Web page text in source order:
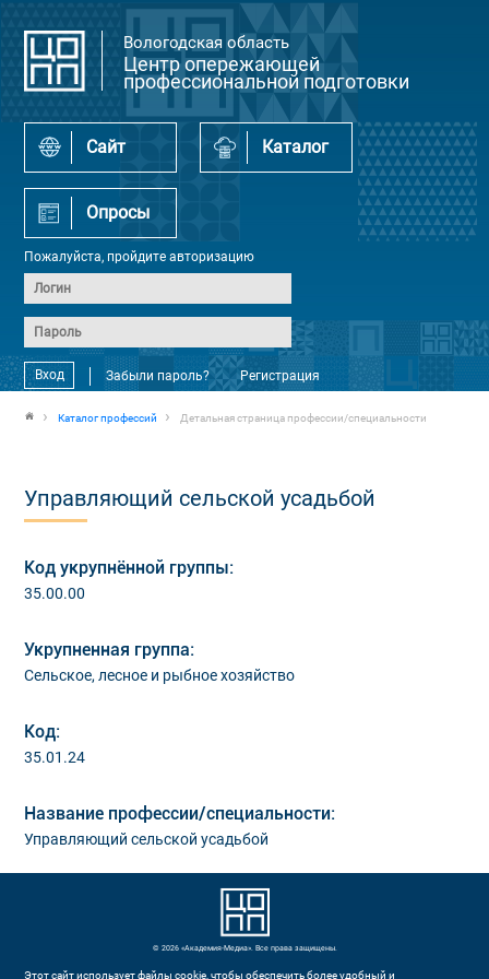
Вологодская область
Центр опережающей
профессиональной подготовки
Сайт Каталог
Опросы
Пожалуйста, пройдите авторизацию
Вход Забыли пароль? Регистрация
Каталог профессий Детальная страница профессии/специальности
Управляющий сельской усадьбой
Код укрупнённой группы:
35.00.00
Укрупненная группа:
Сельское, лесное и рыбное хозяйство
Код:
35.01.24
Название профессии/специальности:
Управляющий сельской усадьбой
© 2026 «Академия-Медиа». Все права защищены.
Этот сайт использует файлы cookie, чтобы обеспечить более удобный и